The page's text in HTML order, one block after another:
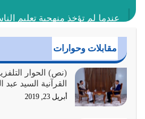
عندما لم تؤخذ منهجية تعليم
أغسطس 3, 2026
الغاية من الصلاة هو ذكر الله
{وَأَعِدُّوا لَهُمْ مَا…
أغسطس 2, 2026
مقابلات وحوارات
(نص) الحوار
القرآنية السيد
أبريل 23, 2019